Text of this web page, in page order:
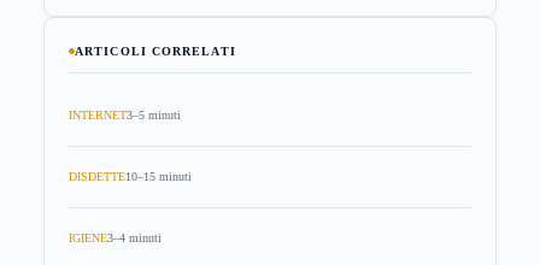
ARTICOLI CORRELATI
INTERNET3–5 minuti
DISDETTE10–15 minuti
IGIENE3–4 minuti